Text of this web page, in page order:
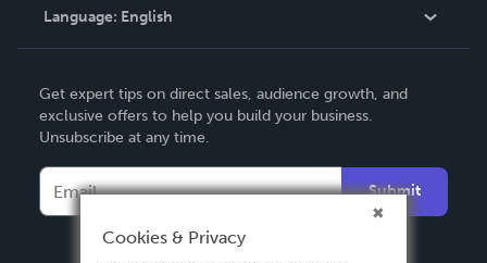
Contact Support
Language: English
Deutsch
Français
Español
Get expert tips on direct sales, audience growth, and
exclusive offers to help you build your business.
Unsubscribe at any time.
Submit
Cookies & Privacy